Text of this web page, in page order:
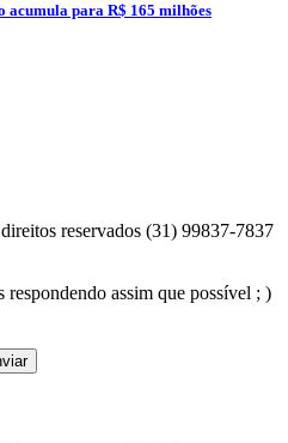
acumula para R$ 165 milhões
reservados (31) 99837-7837
respondendo assim que possível ; )